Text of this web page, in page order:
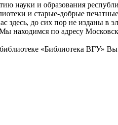
науки и образования
и старые-добрые
здесь, до сих пор не изданы
находимся по адресу
«Библиотека ВГУ» Вы